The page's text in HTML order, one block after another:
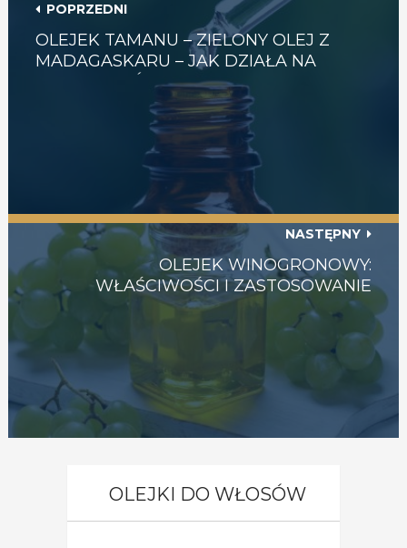
POPRZEDNI
OLEJEK TAMANU – ZIELONY OLEJ Z
MADAGASKARU – JAK DZIAŁA NA
WŁOSY I SKÓRĘ? TEST, OPINIE, CENA
NASTĘPNY
OLEJEK WINOGRONOWY:
WŁAŚCIWOŚCI I ZASTOSOWANIE
OLEJKI DO WŁOSÓW